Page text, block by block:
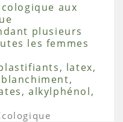
aux
plusieurs
les femmes
latex,
alkylphénol,